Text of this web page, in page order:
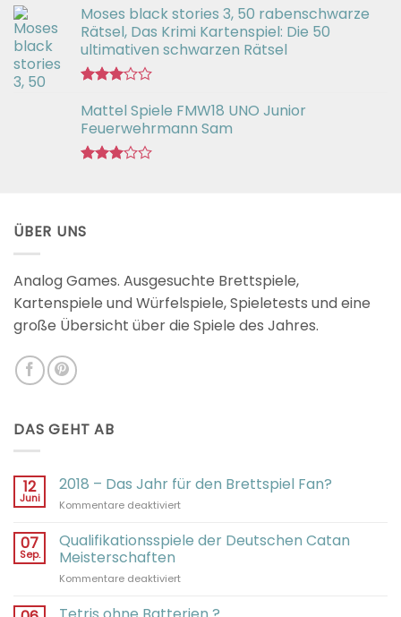
mit
3.02
von 5
Moses black stories 3, 50 rabenschwarze
Rätsel, Das Krimi Kartenspiel: Die 50
ultimativen schwarzen Rätsel
mit
3.00
von 5
Mattel Spiele FMW18 UNO Junior
Feuerwehrmann Sam
ÜBER UNS
Analog Games. Ausgesuchte Brettspiele,
Kartenspiele und Würfelspiele, Spieletests und eine
große Übersicht über die Spiele des Jahres.
DAS GEHT AB
12
Juni
2018 – Das Jahr für den Brettspiel Fan?
Kommentare deaktiviertfür
–
Das
für
Brettspiel
07
Sep.
Qualifikationsspiele der Deutschen Catan
Meisterschaften
Kommentare deaktiviertfür
der